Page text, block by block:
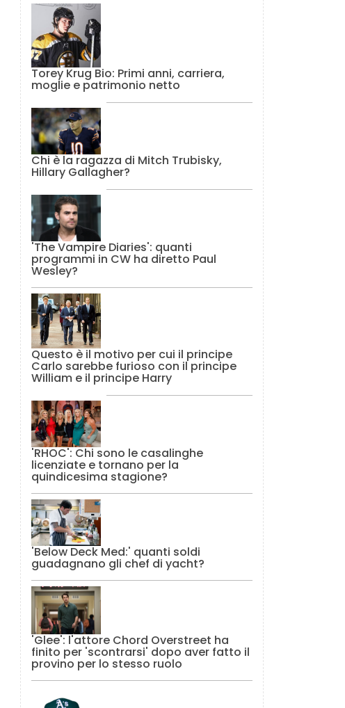
Torey Krug Bio: Primi anni, carriera,
moglie e patrimonio netto
Chi è la ragazza di Mitch Trubisky,
Hillary Gallagher?
'The Vampire Diaries': quanti
programmi in CW ha diretto Paul
Wesley?
Questo è il motivo per cui il principe
Carlo sarebbe furioso con il principe
William e il principe Harry
'RHOC': Chi sono le casalinghe
licenziate e tornano per la
quindicesima stagione?
'Below Deck Med:' quanti soldi
guadagnano gli chef di yacht?
'Glee': l'attore Chord Overstreet ha
finito per 'scontrarsi' dopo aver fatto il
provino per lo stesso ruolo